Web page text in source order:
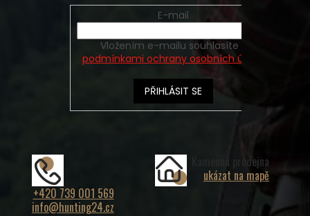
E-mail
podmínkami ochrany osobních údajů
PŘIHLÁSIT SE
+420 739 001 569
info@hunting24.cz
Kamenná prodejna
ukázat na mapě